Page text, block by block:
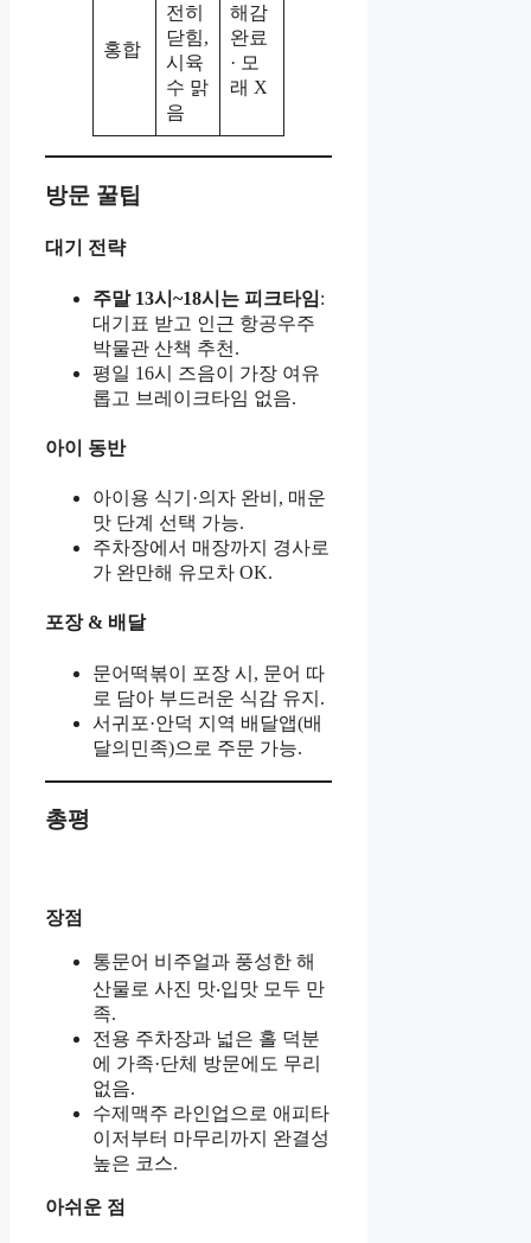
홍합
전히
닫힘,
시육
수 맑
음
해감
완료
· 모
래 X
방문 꿀팁
대기 전략
주말 13시~18시는 피크타임:
대기표 받고 인근 항공우주
박물관 산책 추천.
평일 16시 즈음이 가장 여유
롭고 브레이크타임 없음.
아이 동반
아이용 식기·의자 완비, 매운
맛 단계 선택 가능.
주차장에서 매장까지 경사로
가 완만해 유모차 OK.
포장 & 배달
문어떡볶이 포장 시, 문어 따
로 담아 부드러운 식감 유지.
서귀포·안덕 지역 배달앱(배
달의민족)으로 주문 가능.
총평
장점
통문어 비주얼과 풍성한 해
산물로 사진 맛‧입맛 모두 만
족.
전용 주차장과 넓은 홀 덕분
에 가족·단체 방문에도 무리
없음.
수제맥주 라인업으로 애피타
이저부터 마무리까지 완결성
높은 코스.
아쉬운 점